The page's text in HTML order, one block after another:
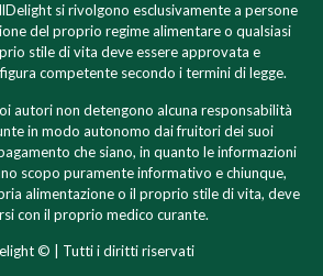
si rivolgono esclusivamente a persone
del proprio regime alimentare o qualsiasi
stile di vita deve essere approvata e
competente secondo i termini di legge.
autori non detengono alcuna responsabilità
in modo autonomo dai fruitori dei suoi
che siano, in quanto le informazioni
scopo puramente informativo e chiunque,
alimentazione o il proprio stile di vita, deve
con il proprio medico curante.
© | Tutti i diritti riservati